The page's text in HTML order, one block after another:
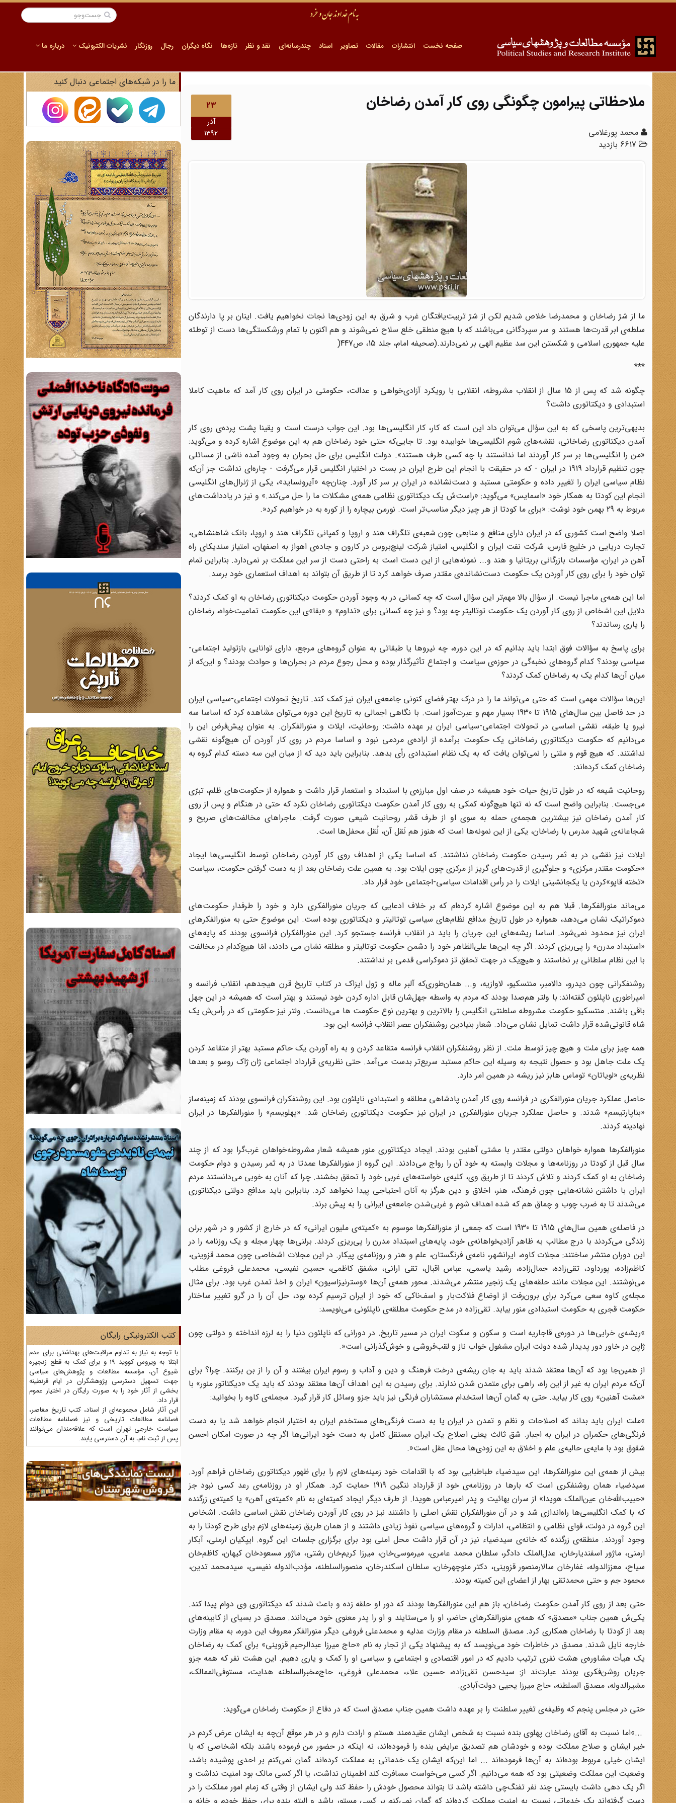
صفحه نخست انتشارات مقالات تصاویر اسناد چندرسانه‌ای نقد و نظر تازه‌ها نگاه دیگران رجال روزنگار نشریات الکترونیک درباره ما
23
آذر
1392
ملاحظاتی پیرامون چگونگی روی کار آمدن رضاخان
محمد پورغلامی
ما از شرّ رضاخان و محمدرضا خلاص شدیم لکن از شرّ تربیت‌یافتگان غرب و شرق به این زودی‌ها نجات نخواهیم یافت. اینان بر پا دارندگان
سلطه‌ی ابر قدرت‌ها هستند و سر سپردگانی می‌باشند که با هیچ منطقی خلع سلاح نمی‌شوند و هم اکنون با تمام ورشکستگی‌ها دست از توطئه
علیه جمهوری اسلامی و شکستن این سد عظیم الهی بر نمی‌دارند.(صحیفه امام، جلد 15، ص447
)
***
چگونه شد که پس از 15 سال از انقلاب مشروطه، انقلابی با رویکرد آزادی‌خواهی و عدالت، حکومتی در ایران روی کار آمد که ماهیت کاملا
استبدادی و دیکتاتوری داشت؟
بدیهی‌ترین پاسخی که به این سؤال می‌توان داد این است که کار، کار انگلیسی‌ها بود. این جواب درست است و یقینا پشت پرده‌ی روی کار
آمدن دیکتاتوری رضاخانی، نقشه‌های شوم انگلیسی‌ها خوابیده بود. تا جایی‌که حتی خود رضاخان هم به این موضوع اشاره کرده و می‌گوید:
«من را انگلیسی‌ها بر سر کار آوردند اما ندانستند با چه کسی طرف هستند». دولت انگلیس برای حل بحران به وجود آمده ناشی از مسائلی
چون تنظیم قرارداد 1919 در ایران - که در حقیقت با انجام این طرح ایران در بست در اختیار انگلیس قرار می‌گرفت - چاره‌ای نداشت جز آن‌که
نظام سیاسی ایران را تغییر داده و حکومتی مستبد و دست‌نشانده در ایران بر سر کار آورد. چنان‌چه «آیرونساید»، یکی از ژنرال‌های انگلیسی
انجام این کودتا به همکار خود «اسمایس» می‌گوید: «راست‌ش یک دیکتاتوری نظامی همه‌ی مشکلات ما را حل می‌کند.» و نیز در یادداشت‌های
مربوط به 29 بهمن خود نوشت: «برای ما کودتا از هر چیز دیگر مناسب‌تر است. نورمن بیچاره را از کوره به در خواهیم کرد
.»
اصلا واضح است کشوری که در ایران دارای منافع و منابعی چون شعبه‌ی تلگراف هند و اروپا و کمپانی تلگراف هند و اروپا، بانک شاهنشاهی،
تجارت دریایی در خلیج فارس، شرکت نفت ایران و انگلیس، امتیاز شرکت لینچ‌بروس در کارون و جاده‌ی اهواز به اصفهان، امتیاز سندیکای راه
آهن در ایران، مؤسسات بازرگانی بریتانیا و هند و... نمونه‌هایی از این دست است به راحتی دست از سر این مملکت بر نمی‌دارد. بنابراین تمام
توان خود را برای روی کار آوردن یک حکومت دست‌نشانده‌ی مقتدر صرف خواهد کرد تا از طریق آن بتواند به اهداف استعماری خود برسد.
اما این همه‌ی ماجرا نیست. از سؤال بالا مهم‌تر این سؤال است که چه کسانی در به وجود آوردن حکومت دیکتاتوری رضاخان به او کمک کردند؟
دلایل این اشخاص از روی کار آوردن یک حکومت توتالیتر چه بود؟ و نیز چه کسانی برای «تداوم» و «بقا»ی این حکومت تمامیت‌خواه، رضاخان
را یاری رساندند؟
برای پاسخ به سؤالات فوق ابتدا باید بدانیم که در این دوره، چه نیروها یا طبقاتی به عنوان گروه‌های مرجع، دارای توانایی بازتولید اجتماعی-
سیاسی بودند؟ کدام گروه‌های نخبه‌گی در حوزه‌ی سیاست و اجتماع تأثیرگذار بوده و محل رجوع مردم در بحران‌ها و حوادث بودند؟‌ و این‌که از
میان آن‌ها کدام یک به رضاخان کمک کردند؟
این‌ها سؤالات مهمی است که حتی می‌تواند ما را در درک بهتر فضای کنونی جامعه‌ی ایران نیز کمک کند. تاریخ تحولات اجتماعی-سیاسی ایران
در حد فاصل بین سال‌های 1915 تا 1930 بسیار مهم و عبرت‌آموز است. با نگاهی اجمالی به تاریخ این دوره می‌توان مشاهده کرد که اساسا سه
نیرو یا طبقه، نقشی اساسی در تحولات اجتماعی-سیاسی ایران بر عهده داشت: روحانیت، ایلات و منورالفکران. به عنوان پیش‌فرض این را
می‌دانیم که حکومت دیکتاتوری رضاخانی یک حکومت برآمده از اراده‌ی مردمی نبود و اساسا مردم در روی کار آوردن آن هیچ‌گونه نقشی
نداشتند. که هیچ قوم و ملتی را نمی‌توان یافت که به یک نظام استبدادی رأی بدهد. بنابراین باید دید که از میان این سه دسته کدام گروه به
رضاخان کمک کرده‌اند:
روحانیت شیعه که در طول تاریخ حیات خود همیشه در صف اول مبارزه‌ی با استبداد و استعمار قرار داشت و همواره از حکومت‌های ظلم، تبرّی
می‌جست. بنابراین واضح است که نه تنها هیچ‌گونه کمکی به روی کار آمدن حکومت دیکتاتوری رضاخان نکرد که حتی در هنگام و پس از روی
کار آمدن رضاخان نیز بیشترین هجمه‌ی حمله به سوی او از طرف قشر روحانیت شیعی صورت گرفت. ماجراهای مخالفت‌های صریح و
شجاعانه‌ی شهید مدرس با رضاخان، یکی از این نمونه‌ها است که هنوز هم نَقل آن،‌ نُقل محفل‌ها است.
ایلات نیز نقشی در به ثمر رسیدن حکومت رضاخان نداشتند. که اساسا یکی از اهداف روی کار آوردن رضاخان توسط انگلیسی‌ها ایجاد
«حکومت مقتدر مرکزی» و جلوگیری از قدرت‌های گریز از مرکزی چون ایلات بود. به همین علت رضاخان بعد از به دست گرفتن حکومت، سیاست
«تخته قاپو»کردن یا یکجانشینی ایلات را در رأس اقدامات سیاسی-اجتماعی خود قرار داد.
می‌ماند منورالفکرها. قبلا هم به این موضوع اشاره کرده‌ام که بر خلاف ادعایی که جریان منورالفکری دارد و خود را طرفدار حکومت‌های
دموکراتیک نشان می‌دهد،‌ همواره در طول تاریخ مدافع نظام‌های سیاسی توتالیتر و دیکتاتوری بوده است. این موضوع حتی به منورالفکرهای
ایران نیز محدود نمی‌شود. اساسا ریشه‌های این جریان را باید در انقلاب فرانسه جستجو کرد. این منورالفکران فرانسوی بودند که پایه‌های
«استبداد مدرن» را پی‌ریزی کردند. اگر چه این‌ها علی‌الظاهر خود را دشمن حکومت توتالیتر و مطلقه نشان می دادند، امّا هیچ‌کدام در مخالفت
با این نظام سلطانی بر نخاستند و هیچ‌یک در جهت تحقق تز دموکراسی قدمی بر نداشتند.
روشنفکرانی چون دیدرو، دالامبر، منتسکیو، لاوازیه، و... همان‌طوری‌که آلبر ماله و ژول ایزاک در کتاب تاریخ قرن هیجدهم، انقلاب فرانسه و
امپراطوری ناپلئون گفته‌اند: با ولتر هم‌صدا بودند که مردم به واسطه جهل‌شان قابل اداره کردن خود نیستند و بهتر است که همیشه در این جهل
باقی باشند. منتسکیو حکومت مشروطه سلطنتی انگلیس را بالاترین و بهترین نوع حکومت ها می‌دانست. ولتر نیز حکومتی که در رأس‌ش یک
شاه قانونی‌شده قرار داشت تمایل نشان می‌داد. شعار بنیادین روشنفکران عصر انقلاب فرانسه این بود:
همه چیز برای ملت و هیچ چیز توسط ملت. از نظر روشنفکران انقلاب فرانسه متقاعد کردن و به راه آوردن یک حاکم مستبد بهتر از متقاعد کردن
یک ملت جاهل بود و حصول نتیجه به وسیله این حاکم مستبد سریع‌تر بدست می‌آمد. حتی نظریه‌‌ی قرارداد اجتماعی ژان ژاک روسو و بعدها
نظریه‌ی «لویاتان» توماس هابز نیز ریشه در همین امر دارد.
حاصل عملکرد جریان منورالفکری در فرانسه روی کار آمدن پادشاهی مطلقه و استبدادی ناپلئون بود. این روشنفکران فرانسوی بودند که زمینه‌ساز
«بناپارتیسم» شدند. و حاصل عملکرد جریان منورالفکری در ایران نیز حکومت دیکتاتوری رضاخان شد. «پهلویسم» را منورالفکرها در ایران
نهادینه کردند.
منورالفکرها همواره خواهان دولتی مقتدر با مشتی آهنین بودند. ایجاد دیکتاتوری منور همیشه شعار مشروطه‌خواهان غرب‌گرا بود که از چند
سال قبل از کودتا در روزنامه‌ها و مجلات وابسته به خود آن را رواج می‌دادند. این گروه از منورالفکرها عمدتا در به ثمر رسیدن و دوام حکومت
رضاخان به او کمک کردند و تلاش کردند تا از طریق وی، کلیه‌ی خواسته‌های غربی خود را تحقق بخشند. چرا که آنان به خوبی می‌دانستند مردم
ایران با داشتن نشانه‌هایی چون فرهنگ، هنر، اخلاق و دین هرگز به آنان احتیاجی پیدا نخواهد کرد. بنابراین باید مدافع دولتی دیکتاتوری
می‌شدند تا به ضرب چوب و چماق هم که شده اهداف شوم و غربی‌شدن جامعه‌ی ایرانی را به پیش برند.
در فاصله‌ی همین سال‌های 1915 تا 1930 است که جمعی از منورالفکرها موسوم به «کمیته‌ی ملیون ایرانی» که در خارج از کشور و در شهر برلن
زندگی می‌کردند با درج مطالب به ظاهر آزادیخواهانه‌ی خود، پایه‌های اسبتداد مدرن را پی‌ریزی کردند. برلنی‌ها چهار مجله و یک روزنامه را در
این دوران منتشر ساختند: مجلات کاوه، ایرانشهر، نامه‌ی فرنگستان، علم و هنر و روزنامه‌ی پیکار. در این مجلات اشخاصی چون محمد قزوینی،
کاظم‌زاده، پورداود، تقی‌زاده، جمال‌زاده، رشید یاسمی، عباس اقبال، تقی ارانی، مشفق کاظمی، حسین نفیسی، محمدعلی فروغی مطلب
می‌نوشتند. این مجلات مانند حلقه‌های یک زنجیر منتشر می‌شدند. محور همه‌ی آن‌ها «وسترنیزاسیون» ایران و اخذ تمدن غرب بود. برای مثال
مجله‌ی کاوه سعی می‌کرد برای برو‌ن‌رفت از اوضاع فلاکت‌بار و اسف‌ناکی که خود از ایران ترسیم کرده بود، حل آن را در گرو تغییر ساختار
حکومت قجری به حکومت استبدادی منور بیابد. تقی‌زاده در مدح حکومت مطلقه‌ی ناپلئونی می‌نویسد:
«ریشه‌ی خرابی‌ها در دوره‌ی قاجاریه است و سکون و سکوت ایران در مسیر تاریخ. در دورانی که ناپلئون دنیا را به لرزه انداخته و دولتی چون
ژاپن در خاور دور پدیدار شده دولت ایران مشغول خواب ناز و لقب‌فروشی و خوش‌گذرانی است.»
از همین‌جا بود که آن‌ها معتقد شدند باید به جان ریشه‌ی درخت فرهنگ و دین و آداب و رسوم ایران بیفتند و آن را از بن برکنند. چرا؟ برای
آن‌که مردم ایران به غیر از این راه، راهی برای متمدن شدن ندارند. برای رسیدن به این اهداف آن‌ها معتقد بودند که باید یک «دیکتاتور منور» با
«مشت آهنین» روی کار بیاید. حتی به گمان آن‌ها استخدام مستشاران فرنگی نیز باید جزو وسائل کار قرار گیرد. مجمله‌ی کاوه را بخوانید:
«ملت ایران باید بداند که اصلاحات و نظم و تمدن در ایران یا به دست فرنگی‌های مستخدم ایران به اختیار انجام خواهد شد یا به دست
فرنگی‌های حکمران در ایران به اجبار. شق ثالث یعنی اصلاح یک ایران مستقل کامل به دست خود ایرانی‌ها اگر چه در صورت امکان احسن
شقوق بود با مایه‌ی حالیه‌ی علم و اخلاق به این زودی‌ها محال عقل است.»
بیش از همه‌ی این منورالفکرها، این سیدضیاء طباطبایی بود که با اقدامات خود زمینه‌های لازم را برای ظهور دیکتاتوری رضاخان فراهم آورد.
سیدضیاء همان روشنفکری است که بارها در روزنامه‌ی خود از قرارداد ننگین 1919 حمایت کرد. همکار او در روزنامه‌ی رعد کسی نبود جز
«حبیب‌الله‌خان عین‌الملک هویدا» از سران بهائیت و پدر امیرعباس هویدا. از طرف دیگر ایجاد کمیته‌‌ای به نام «کمیته‌ی آهن» یا کمیته‌ی زرگنده
که با کمک انگلیسی‌ها راه‌اندازی شد و در آن منورالفکران نقش اصلی را داشتند نیز در روی کار آوردن رضاخان نقش اساسی داشت. اشخاص
این گروه در دولت، قوای نظامی و انتظامی، ادارات و گروه‌های سیاسی نفوذ زیادی داشتند و از همان طریق زمینه‌های لازم برای طرح کودتا را به
وجود آوردند. منطقه‌ی زرگنده که خانه‌ی سیدضیاء نیز در آن قرار داشت محل امنی بود برای برگزاری جلسات این گروه. ایپکیان ارمنی، آبکار
ارمنی، ماژور اسفندیارخان، عدل‌الملک دادگر، سلطان محمد عامری، میرموسی‌خان، میرزا کریم‌خان رشتی، ماژور مسعودخان کیهان، کاظم‌خان
سیاح، معززالدوله، غفارخان سالارمنصور قزوینی، دکتر منوچهرخان، سلطان اسکندرخان، منصورالسلطنه، مؤدب‌الدوله نفیسی، سیدمحمد تدین،
محمود جم و حتی محمدتقی بهار از اعضای این کمیته بودند.
حتی بعد از روی کار آمدن حکومت رضاخان، باز هم این منورالفکرها بودند که دور او حلقه زده و باعث شدند که دیکتاتوری وی دوام پیدا کند.
یکی‌ش همین جناب «مصدق» که همه‌ی منورالفکرهای حاضر، او را می‌ستایند و او را پدر معنوی خود می‌دانند. مصدق در بسیای از کابینه‌های
بعد از کودتا با رضاخان همکاری کرد. مصدق السلطنه در مقام وزارت عدلیه و محمدعلی فروغی دیگر منورالفکر معروف این دوره، به مقام وزارت
خارجه نایل ‌شدند. مصدق در خاطرات خود می‌نویسد که به پیشنهاد یکی از تجار به نام «حاج میرزا عبدالرحیم قزوینی» برای کمک به رضاخان
یک هیأت مشاوره‌ی هشت نفری ترتیب دادیم که در امور اقتصادی و اجتماعی و سیاسی او را کمک و یاری دهیم. این هشت نفر که همه جزو
جریان روشن‌فکری بودند عبارت‌ند از: سیدحسن تقی‌زاده، حسین علاء، محمدعلی فروغی، حاج‌مخبرالسلطنه هدایت، مستوفی‌الممالک،
مشیرالدوله، مصدق السلطنه، حاج میرزا یحیی دولت‌آبادی.
حتی در مجلس پنجم که وظیفه‌ی تغییر سلطنت را بر عهده داشت همین جناب مصدق است که در دفاع از حکومت رضاخان می‌گوید:
«...اما نسبت به آقای رضاخان پهلوی بنده نسبت به شخص ایشان عقیده‌مند هستم و ارادت دارم و در هر موقع آن‌چه به ایشان عرض کردم در
خیر ایشان و صلاح مملکت بوده و خودشان هم تصدیق عرایض بنده را فرموده‌اند، نه اینکه در حضور من فرموده باشند بلکه اشخاصی که با
ایشان خیلی مربوط بوده‌اند به آن‌ها فرموده‌اند ... اما این‌که ایشان یک خدماتی به مملکت کرده‌اند گمان نمی‌کنم بر احدی پوشیده باشد،
وضعیت این مملکت وضعیتی بود که همه می‌دانیم. اگر کسی می‌خواست مسافرت کند اطمینان نداشت، یا اگر کسی مالک بود امنیت نداشت و
اگر یک دهی داشت بایستی چند نفر تفنگ‌چی داشته باشد تا بتواند محصول خودش را حفظ کند ولی ایشان از وقتی که زمام امور مملکت را در
ما را در شبکه‌های اجتماعی دنبال کنید
کتب الکترونیکی رایگان
با توجه به نیاز به تداوم مراقبت‌های بهداشتی برای عدم
ابتلا به ویروس کووید 19 و برای کمک به قطع زنجیره
شیوع آن، مؤسسه مطالعات و پژوهش‌های سیاسی
جهت تسهیل دسترسی پژوهشگران در ایام قرنطینه
بخشی از آثار خود را به صورت رایگان در اختیار عموم
قرار داد.
این آثار شامل مجموعه‌ای از اسناد، کتب تاریخ معاصر،
فصلنامه‌ مطالعات تاریخی و نیز فصلنامه مطالعات
سیاست خارجی تهران است که علاقه‌مندان می‌توانند
پس از ثبت نام، به آن دسترسی یابند.